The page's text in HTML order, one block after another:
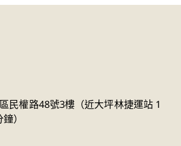
民權路48號3樓（近大坪林捷運站 1
）